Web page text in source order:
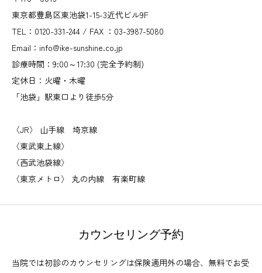
東京都豊島区東池袋1-15-3近代ビル9F
TEL：0120-331-244 / FAX ：03-3987-5080
Email：info@ike-sunshine.co.jp
診療時間：9:00～17:30 (完全予約制)
定休日：火曜・木曜
「池袋」駅東口より徒歩5分
〈JR〉 山手線 埼京線
〈東武東上線〉
〈西武池袋線〉
〈東京メトロ〉 丸の内線 有楽町線
カウンセリング予約
当院では初診のカウンセリングは保険適用外の場合、無料でお受